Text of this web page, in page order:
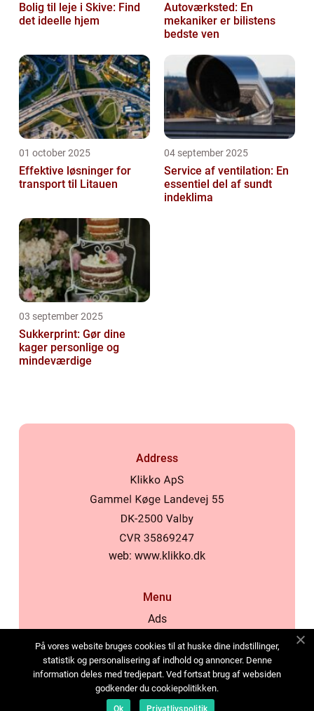
Bolig til leje i Skive: Find
det ideelle hjem
Autoværksted: En
mekaniker er bilistens
bedste ven
01 october 2025
Effektive løsninger for
transport til Litauen
04 september 2025
Service af ventilation: En
essentiel del af sundt
indeklima
03 september 2025
Sukkerprint: Gør dine
kager personlige og
mindeværdige
Address
web: www.klikko.dk
Menu
Ads
Cookies
Contact
Sitemap
På vores website bruges cookies til at huske dine indstillinger,
statistik og personalisering af indhold og annoncer. Denne
information deles med tredjepart. Ved fortsat brug af websiden
godkender du cookiepolitikken.
Ok Privatlivspolitik